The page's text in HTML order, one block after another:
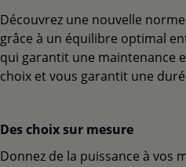
Découvrez une nouvelle
grâce à un équilibre optimal
qui garantit une maintenance
choix et vous garantit une
Des choix sur mesure
Donnez de la puissance à